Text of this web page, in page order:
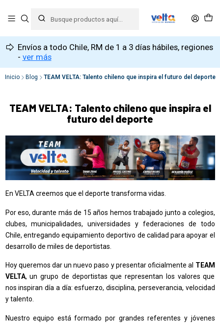
Envíos a todo Chile, RM de 1 a 3 días hábiles, regiones
- ver más
Inicio Blog TEAM VELTA: Talento chileno que inspira el futuro del deporte
TEAM VELTA: Talento chileno que inspira el
futuro del deporte
En VELTA creemos que el deporte transforma vidas.
Por eso, durante más de 15 años hemos trabajado junto a colegios,
clubes, municipalidades, universidades y federaciones de todo
Chile, entregando equipamiento deportivo de calidad para apoyar el
desarrollo de miles de deportistas.
Hoy queremos dar un nuevo paso y presentar oficialmente al TEAM
VELTA, un grupo de deportistas que representan los valores que
nos inspiran día a día: esfuerzo, disciplina, perseverancia, velocidad
y talento.
Nuestro equipo está formado por grandes referentes y jóvenes